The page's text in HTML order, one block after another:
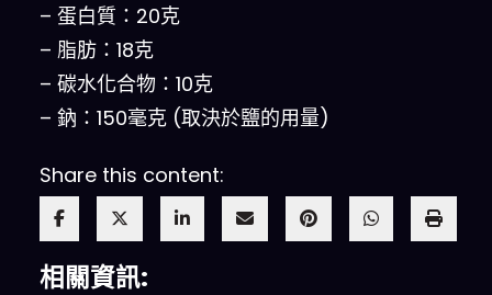
– 蛋白質：20克
– 脂肪：18克
– 碳水化合物：10克
– 鈉：150毫克 (取決於鹽的用量)
Share this content:
相關資訊: